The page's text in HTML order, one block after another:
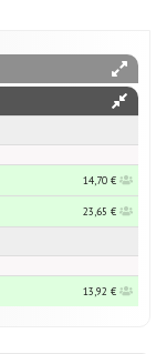
14,70 €
23,65 €
13,92 €